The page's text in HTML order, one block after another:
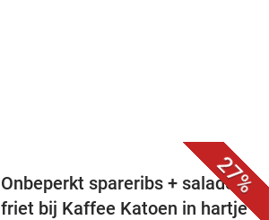
27%
Onbeperkt spareribs + salade +
friet bij Kaffee Katoen in hartje